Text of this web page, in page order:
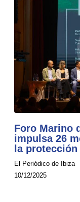
Foro Marino
impulsa 26
la
El Periódico de Ibiza
10/12/2025